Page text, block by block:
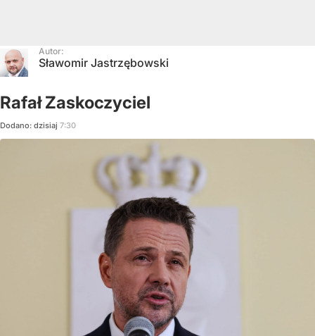
Autor:
Sławomir Jastrzębowski
Rafał Zaskoczyciel
Dodano: dzisiaj 7:30